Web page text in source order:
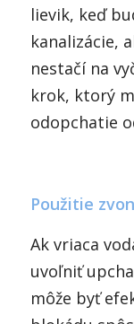
lievik, keď
kanalizácie,
nestačí na
krok, ktorý
odopchatie
Použitie
Ak vriaca
uvoľniť
môže byť